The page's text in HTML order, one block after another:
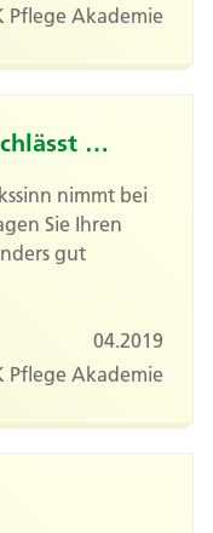
Pflege Akademie
…
nimmt bei
Sie Ihren
gut
04.2019
Pflege Akademie